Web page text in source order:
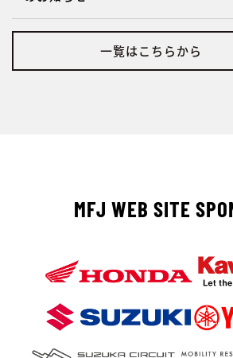
一覧はこちらから
MFJ WEB SITE